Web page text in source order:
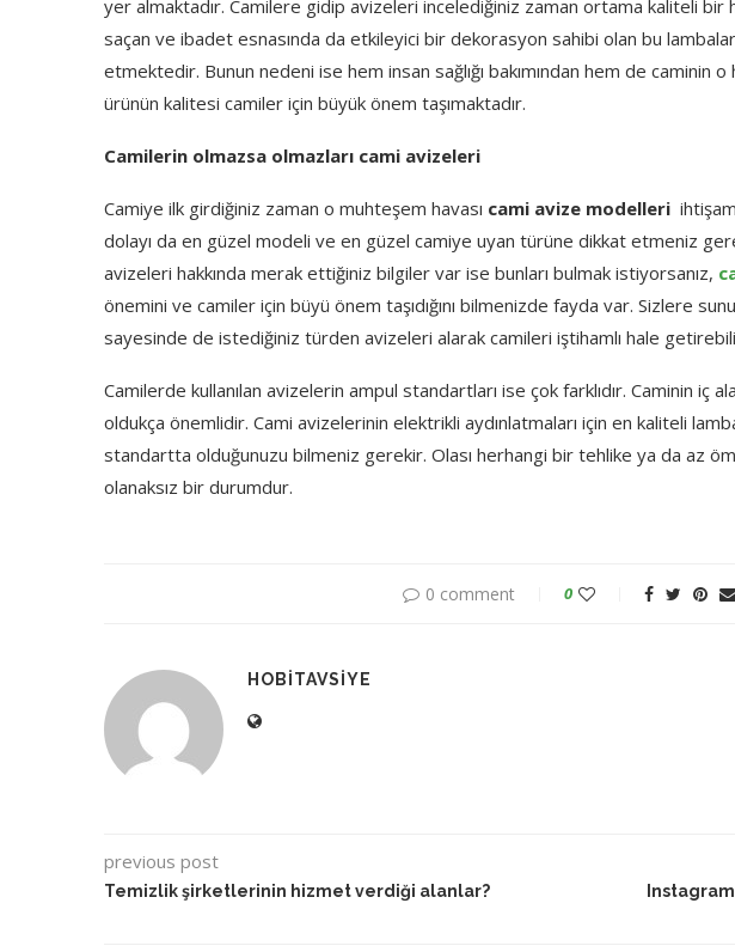
yer almaktadır. Camilere gidip avizeleri incelediğiniz zaman ortama kaliteli bir
saçan ve ibadet esnasında da etkileyici bir dekorasyon sahibi olan bu
etmektedir. Bunun nedeni ise hem insan sağlığı bakımından hem de caminin
ürünün kalitesi camiler için büyük önem taşımaktadır.
Camilerin olmazsa olmazları cami avizeleri
Camiye ilk girdiğiniz zaman o muhteşem havası cami avize modelleri
dolayı da en güzel modeli ve en güzel camiye uyan türüne dikkat etmeniz
avizeleri hakkında merak ettiğiniz bilgiler var ise bunları bulmak istiyorsanız,
önemini ve camiler için büyü önem taşıdığını bilmenizde fayda var. Sizlere
sayesinde de istediğiniz türden avizeleri alarak camileri iştihamlı hale
Camilerde kullanılan avizelerin ampul standartları ise çok farklıdır. Caminin iç
oldukça önemlidir. Cami avizelerinin elektrikli aydınlatmaları için en kaliteli
standartta olduğunuzu bilmeniz gerekir. Olası herhangi bir tehlike ya da az
olanaksız bir durumdur.
0 comment 0
HOBITAVSIYE
previous post
Temizlik şirketlerinin hizmet verdiği alanlar?